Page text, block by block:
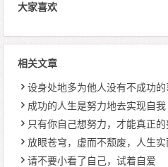
大家喜欢
相关文章
设身处地多为他人没有不成功的
成功的人生是努力地去实现自我
只有你自己想努力，才能真正的
放眼苍穹，虚而不颓废，人生
请不要小看了自己，试着自爱